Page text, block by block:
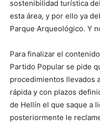
sostenibilidad turística
esta área, y por ello ya
Parque Arqueológico. Y
Para finalizar el
Partido Popular se pide
procedimientos llevados
rápida y con plazos
de Hellín el que saque a
posteriormente le